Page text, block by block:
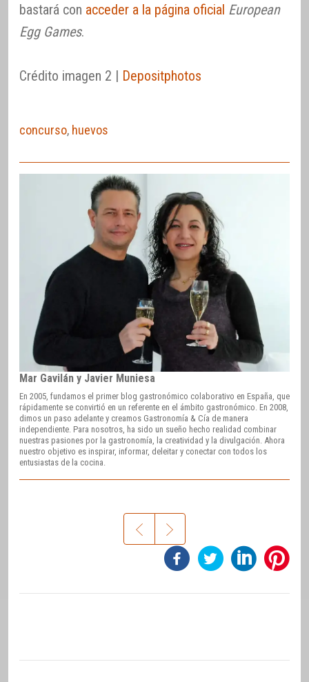
bastará con acceder a la página oficial European
Egg Games.
Crédito imagen 2 | Depositphotos
concurso, huevos
Mar Gavilán y Javier Muniesa
En 2005, fundamos el primer blog gastronómico colaborativo en España, que
rápidamente se convirtió en un referente en el ámbito gastronómico. En 2008,
dimos un paso adelante y creamos Gastronomía & Cía de manera
independiente. Para nosotros, ha sido un sueño hecho realidad combinar
nuestras pasiones por la gastronomía, la creatividad y la divulgación. Ahora
nuestro objetivo es inspirar, informar, deleitar y conectar con todos los
entusiastas de la cocina.